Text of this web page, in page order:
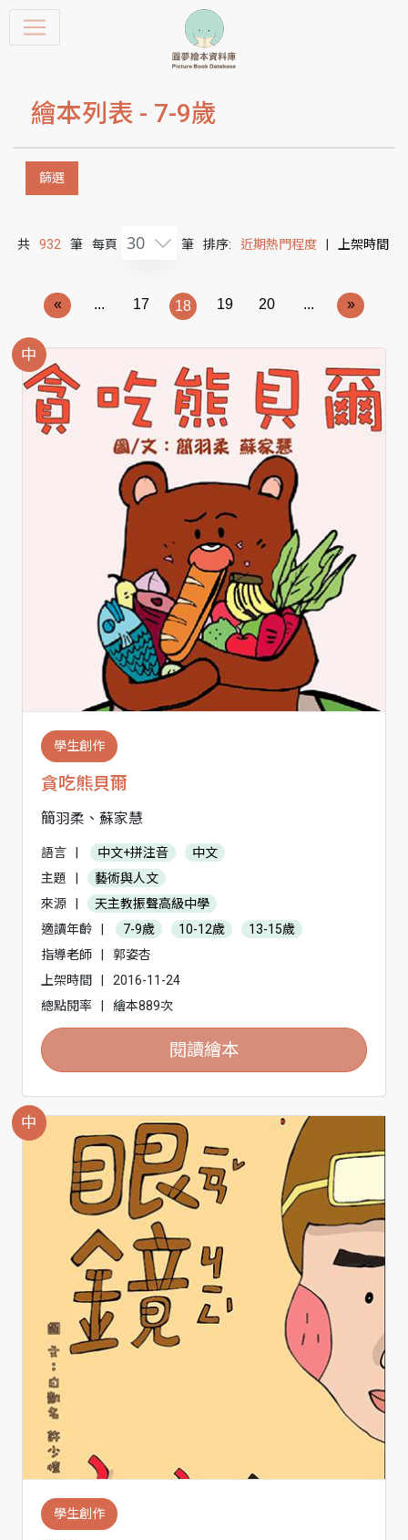
繪本列表 - 7-9歲
篩選
共 932 筆 每頁 30 筆 排序: 近期熱門程度 上架時間
« ... 17 18 19 20 ... »
中
學生創作
貪吃熊貝爾
簡羽柔、蘇家慧
語言 中文+拼注音
中文
主題
藝術與人文
來源
天主教振聲高級中學
適讀年齡
7-9歲 10-12歲
13-15歲
指導老師
郭姿杏
上架時間
2016-11-24
總點閱率
繪本889次
閱讀繪本
中
學生創作